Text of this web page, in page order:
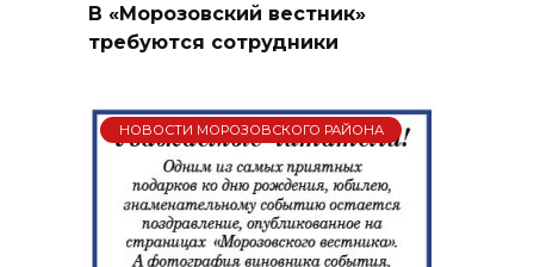
В «Морозовский вестник»
требуются сотрудники
НОВОСТИ МОРОЗОВСКОГО РАЙОНА